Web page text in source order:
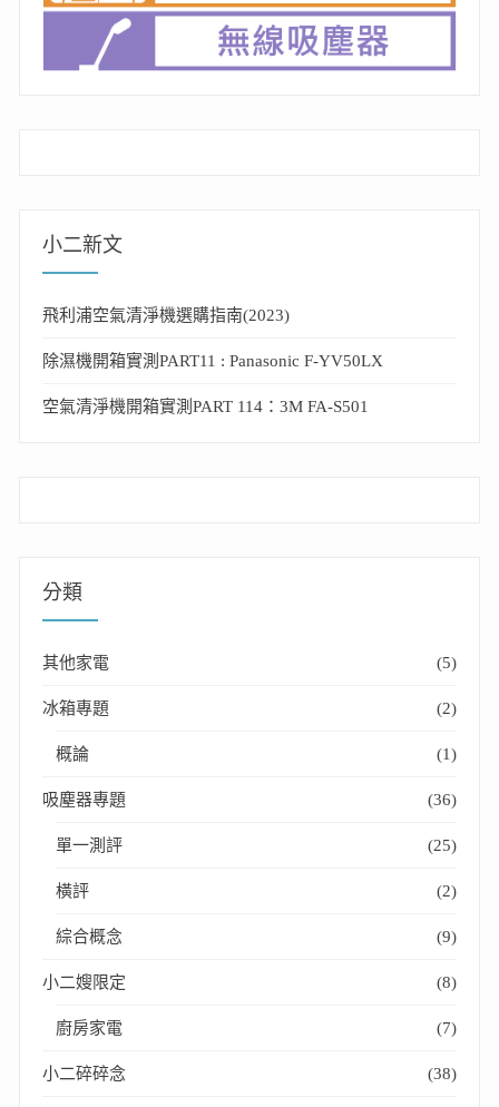
小二新文
飛利浦空氣清淨機選購指南(2023)
除濕機開箱實測PART11 : Panasonic F-YV50LX
空氣清淨機開箱實測PART 114：3M FA-S501
分類
其他家電 (5)
冰箱專題 (2)
概論 (1)
吸塵器專題 (36)
單一測評 (25)
橫評 (2)
綜合概念 (9)
小二嫂限定 (8)
廚房家電 (7)
小二碎碎念 (38)